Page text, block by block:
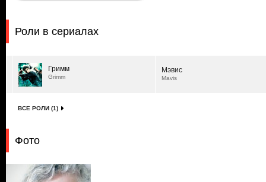
Роли в сериалах
Гримм
Grimm
Мэвис
Mavis
ВСЕ РОЛИ (1)
Фото